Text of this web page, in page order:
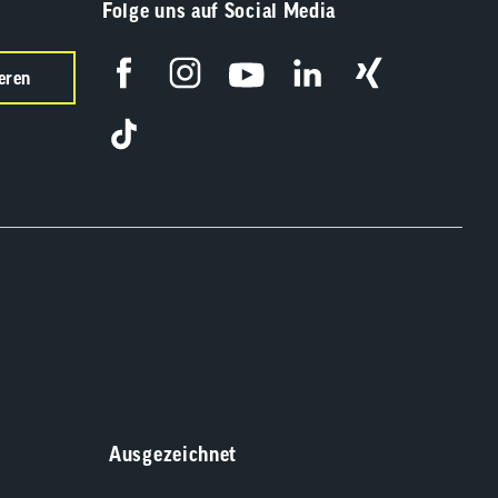
Folge uns auf Social Media
Ausgezeichnet